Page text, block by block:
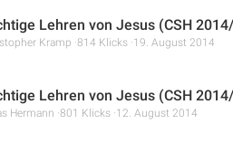
Lehren von Jesus (CSH
Kramp 814 Klicks 19. August 2014
Lehren von Jesus (CSH
Hermann 801 Klicks 12. August 2014